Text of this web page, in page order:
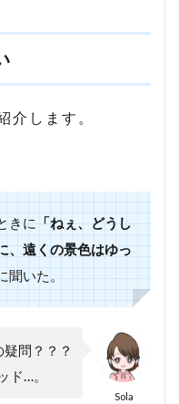
介します。
きに「ねぇ、どうし
、遠くの景色はゆっ
聞いた。
Sola
問？？？
ド…。